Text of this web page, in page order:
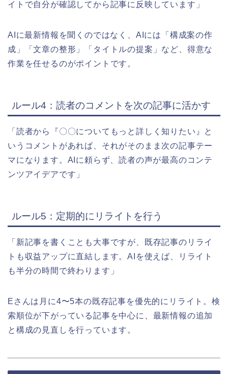
イトで自分が確認してから記事に反映しています」
AIに最新情報を聞くのではなく、AIには「構成案の作
成」「文章の整形」「タイトルの提案」など、得意な
作業を任せるのがポイントです。
ルール4：読者のコメントを次の記事に活かす
「読者から『〇〇についてもっと詳しく知りたい』と
いうコメントがあれば、それがそのまま次の記事テー
マになります。AIに頼らず、読者の声が最高のコンテ
ンツアイデアです」
ルール5：定期的にリライトを行う
「新記事を書くことも大事ですが、既存記事のリライ
トも収益アップに直結します。AIを使えば、リライト
も半分の時間で終わります」
Eさんは月に4〜5本の既存記事を優先的にリライト。検
索順位が下がっている記事を中心に、最新情報の追加
と構成の見直しを行っています。